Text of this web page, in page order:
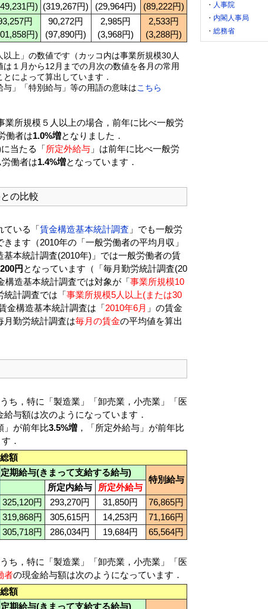
円) (319,267円)
(29,964円)
(89,222円)
円
円)
90,272円
(97,890円)
2,985円
(3,968円)
2,533円
(3,288円)
上」の数値です（カッコ内は事業所規模30人
は１月から12月までの月次の数値を各月の常用
によって算出しています．
与」「特別給与」等の用語の意味はこちら
業所規模５人以上の場合，前年に比べ一般労
働者は1.0%増となりました．
当たる「所定外給与 」は前年に比べ一般労
労働者は1.4%増となっています．
の比較
ている「賃金構造基本統計調査 」でも一般労
ます（2010年の「一般労働者の平均月収」
基本統計調査(2010年)」では一般労働者の賃
円 となっています（「毎月勤労統計調査(20
構造基本統計調査では対象が「事業所規模10
統計調査では「事業所規模5人以上(または30
金構造基本統計調査は「2010年6月 」の賃金
月勤労統計調査は毎月の賃金の平均値を算出
ち，特に「製造業」「卸売業，小売業」「医
給与額は次のようになっています．
」が前年比3.5%増 ，「所定外給与」が前年比
．
額
定期給与(きまって支給する給与)
特別給与
所定内給与
所定外給与
325,120円 293,270円 31,850円
76,865円
319,868円 305,615円 14,253円
71,166円
305,718円 286,034円 19,684円 65,564円
ち，特に「製造業」「卸売業，小売業」「医
者の現金給与額は次のようになっています．
額
定期給与(きまって支給する給与)
・ 人事院
・ 内閣人事局
・ 総務省